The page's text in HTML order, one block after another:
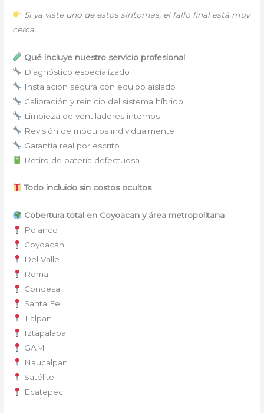
Si ya viste uno de estos síntomas, el fallo final está muy
cerca.
Qué incluye nuestro servicio profesional
Diagnóstico especializado
Instalación segura con equipo aislado
Calibración y reinicio del sistema híbrido
Limpieza de ventiladores internos
Revisión de módulos individualmente
Garantía real por escrito
Retiro de batería defectuosa
Todo incluido sin costos ocultos
Cobertura total en Coyoacan y área metropolitana
Polanco
Coyoacán
Del Valle
Roma
Condesa
Santa Fe
Tlalpan
Iztapalapa
GAM
Naucalpan
Satélite
Ecatepec